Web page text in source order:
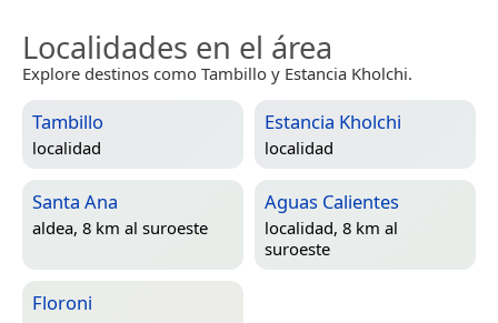
Localidades en el área
Explore destinos como Tambillo y Estancia Kholchi.
Tambillo
localidad
Estancia Kholchi
localidad
Santa Ana
aldea, 8 km al suroeste
Aguas Calientes
localidad, 8 km al
suroeste
Floroni